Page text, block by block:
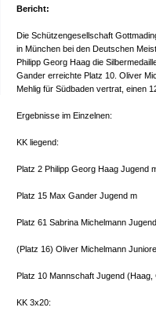
Bericht:
Die Schützengesellschaft
in München bei den Deutschen
Philipp Georg Haag die
Gander erreichte Platz 10. Oliver
Mehlig für Südbaden vertrat, einen
Ergebnisse im Einzelnen:
KK liegend:
Platz 2 Philipp Georg Haag Jugend
Platz 15 Max Gander Jugend m
Platz 61 Sabrina Michelmann
(Platz 16) Oliver Michelmann
Platz 10 Mannschaft Jugend (Haag,
KK 3x20: